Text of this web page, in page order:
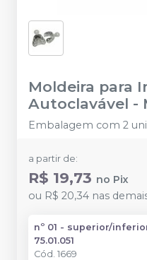
Moldeira para
Autoclavável -
Embalagem com 2
a partir de:
R$ 19,73 no Pix
ou R$ 20,34 nas
nº 01 - superior/
75.01.051
Cód. 1669